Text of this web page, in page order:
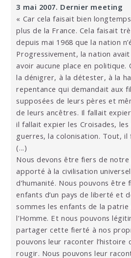
3 mai 2007. Dernier meeting
« Car cela faisait bien
plus de la France. Cela faisait
depuis mai 1968 que la nation
Progressivement, la nation
avoir aucune place en politique.
la dénigrer, à la détester, à la
repentance qui demandait aux
supposées de leurs pères et
de leurs ancêtres. Il fallait
il fallait expier les Croisades,
guerres, la colonisation. Tout,
(...)
Nous devons être fiers de notre
apporté à la civilisation
d’humanité. Nous pouvons être
enfants d’un pays de liberté et
sommes les enfants de la
l’Homme. Et nous pouvons
partager cette fierté à nos
pouvons leur raconter l’histoire
rougir. Nous pouvons leur